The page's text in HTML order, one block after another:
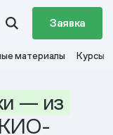
Заявка
материалы Курсы
— из